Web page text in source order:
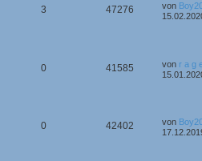
3 47276 von
0 41585 von r a g
0 42402 von